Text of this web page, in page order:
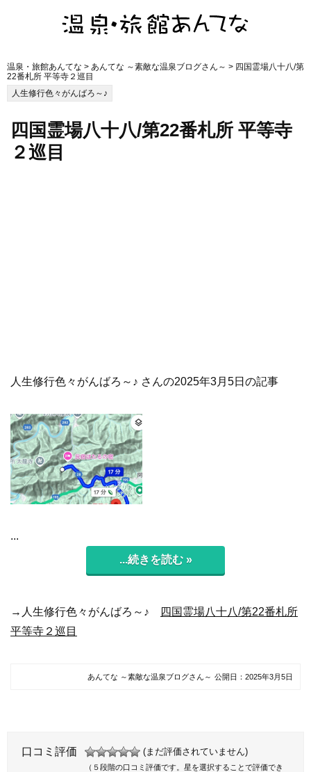
温泉・旅館あんてな > あんてな ～素敵な温泉ブログさん～ > 四国霊場八十八/第
22番札所 平等寺２巡目
人生修行色々がんばろ～♪
四国霊場八十八/第22番札所 平等寺
２巡目
人生修行色々がんばろ～♪ さんの2025年3月5日の記事
...
...続きを読む »
→人生修行色々がんばろ～♪
四国霊場八十八/第22番札所
平等寺２巡目
あんてな ～素敵な温泉ブログさん～ 公開日： 2025年3月5日
口コミ評価 (まだ評価されていません)
（５段階の口コミ評価です。星を選択することで評価でき